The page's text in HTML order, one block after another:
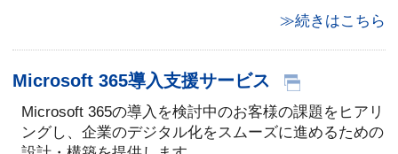
≫続きはこちら
Microsoft 365導入支援サービス
Microsoft 365の導入を検討中のお客様の課題をヒアリ
ングし、企業のデジタル化をスムーズに進めるための